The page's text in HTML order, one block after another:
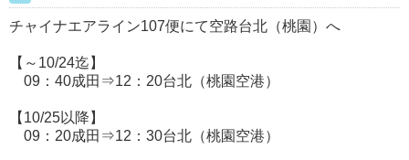
チャイナエアライン107便にて空路台北（桃園）へ
【～10/24迄】
09：40成田⇒12：20台北（桃園空港）
【10/25以降】
09：20成田⇒12：30台北（桃園空港）